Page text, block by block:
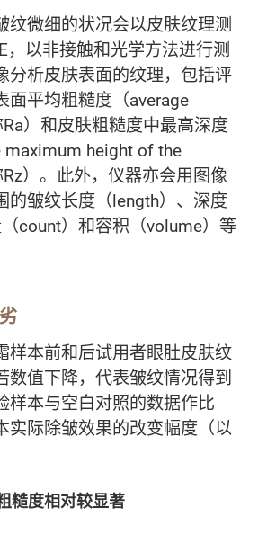
纹微细的状况会以皮肤纹理测
，以非接触和光学方法进行测
分析皮肤表面的纹理，包括评
面平均粗糙度（average
）和皮肤粗糙度中最高深度
maximum height of the
）。此外，仪器亦会用图像
的皱纹长度（length）、深度
（count）和容积（volume）等
样本前和后试用者眼肚皮肤纹
数值下降，代表皱纹情况得到
样本与空白对照的数据作比
实际除皱效果的改变幅度（以
糙度相对较显著